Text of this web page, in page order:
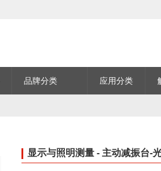
品牌分类 应用分类
显示与照明测量 - 主动减振台-